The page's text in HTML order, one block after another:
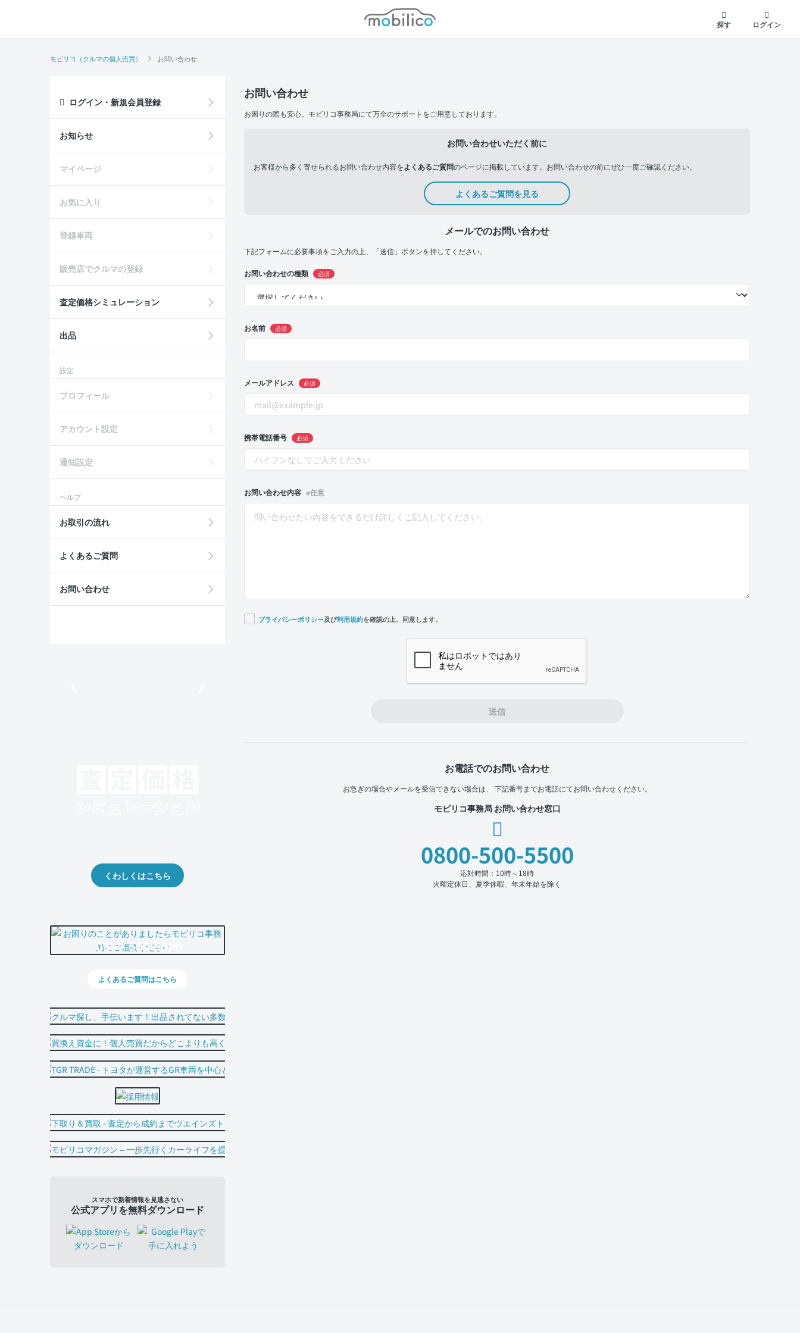
モビリコ
探す
ログイン
モビリコ（クルマの個人売買） お問い合わせ
お問い合わせ
お困りの際も安心。モビリコ事務局にて万全のサポートをご用意しております。
お問い合わせいただく前に
お客様から多く寄せられるお問い合わせ内容をよくあるご質問のページに掲載しています。お問い合わせの前にぜひ一度ご確認ください。
よくあるご質問を見る
メールでのお問い合わせ
下記フォームに必要事項をご入力の上、「送信」ボタンを押してください。
お問い合わせの種類 必須
お名前 必須
メールアドレス 必須
携帯電話番号 必須
お問い合わせ内容 ※任意
プライバシーポリシー及び利用規約を確認の上、同意します。
送信
お電話でのお問い合わせ
お急ぎの場合やメールを受信できない場合は、 下記番号までお電話にてお問い合わせください。
モビリコ事務局 お問い合わせ窓口
0800-500-5500
応対時間：10時～18時
火曜定休日、夏季休暇、年末年始を除く
ログイン・新規会員登録
お知らせ
マイページ
お気に入り
登録車両
販売店でクルマの登録
査定価格シミュレーション
出品
設定
プロフィール
アカウント設定
通知設定
ヘルプ
お取引の流れ
よくあるご質問
お問い合わせ
くわしくはこちら
0800-500-5500
よくあるご質問はこちら
スマホで新着情報を見逃さない
公式アプリを無料ダウンロード